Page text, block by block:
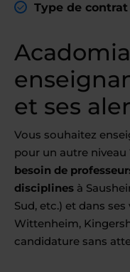
Type de contrat
et ses
Vous souhaitez
pour un autre niveau
besoin de
disciplines à
Sud, etc.) et dans
Wittenheim,
candidature sans